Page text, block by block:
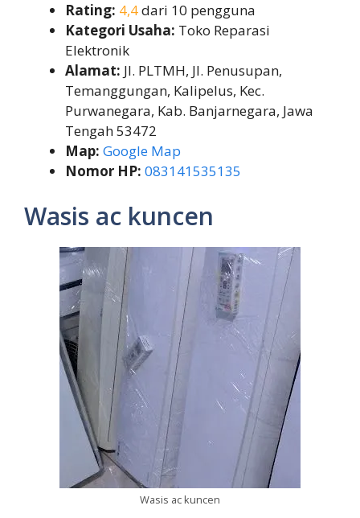
Rating: 4,4dari 10 pengguna
Kategori Usaha: Toko Reparasi
Elektronik
Alamat: Jl. PLTMH, Jl. Penusupan,
Temanggungan, Kalipelus, Kec.
Purwanegara, Kab. Banjarnegara, Jawa
Tengah 53472
Map: Google Map
Nomor HP: 083141535135
Wasis ac kuncen
Wasis ac kuncen